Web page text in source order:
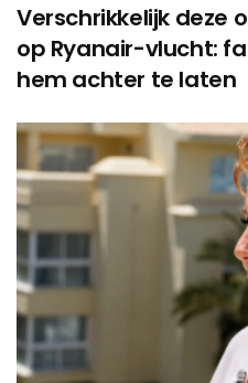
Verschrikkelijk deze
op Ryanair-vlucht:
hem achter te laten